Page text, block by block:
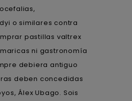
o similares contra
pastillas valtrex
ni gastronomía
debiera antiguo
deben concedidas
Álex Ubago. Sois